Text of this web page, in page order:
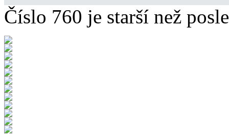
Číslo 760 je starší než